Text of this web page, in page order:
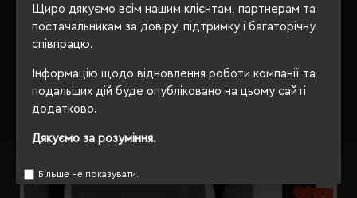
Щиро дякуємо всім нашим клієнтам, партнерам та
постачальникам за довіру, підтримку і багаторічну
співпрацю.
Інформацію щодо відновлення роботи компанії та
подальших дій буде опубліковано на цьому сайті
додатково.
Дякуємо за розуміння.
Більше не показувати.